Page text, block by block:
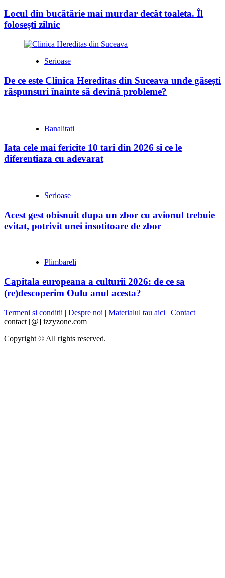
Locul din bucătărie mai murdar decât toaleta. Îl
folosești zilnic
Serioase
De ce este Clinica Hereditas din Suceava unde găsești
răspunsuri înainte să devină probleme?
Banalitati
Iata cele mai fericite 10 tari din 2026 si ce le
diferentiaza cu adevarat
Serioase
Acest gest obisnuit dupa un zbor cu avionul trebuie
evitat, potrivit unei insotitoare de zbor
Plimbareli
Capitala europeana a culturii 2026: de ce sa
(re)descoperim Oulu anul acesta?
Termeni si conditii | Despre noi | Materialul tau aici | Contact |
contact [@] izzyzone.com
Copyright © All rights reserved.